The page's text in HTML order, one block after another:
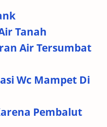
Tanah
Air Tersumbat
Wc Mampet Di
Pembalut